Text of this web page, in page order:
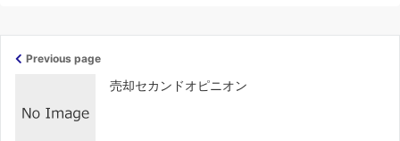
Previous page
売却セカンドオピニオン